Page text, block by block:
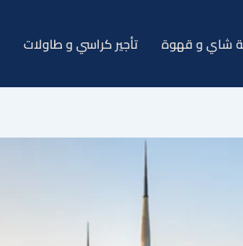
شاي و قهوة تأجير كراسي و طاولات